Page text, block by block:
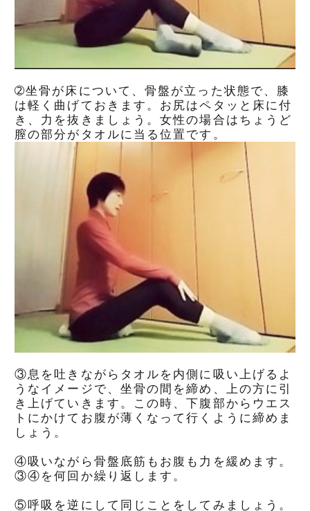
➁坐骨が床について、骨盤が立った状態で、膝
は軽く曲げておきます。お尻はペタッと床に付
き、力を抜きましょう。女性の場合はちょうど
膣の部分がタオルに当る位置です。
③息を吐きながらタオルを内側に吸い上げるよ
うなイメージで、坐骨の間を締め、上の方に引
き上げていきます。この時、下腹部からウエス
トにかけてお腹が薄くなって行くように締めま
しょう。
④吸いながら骨盤底筋もお腹も力を緩めます。
③④を何回か繰り返します。
⑤呼吸を逆にして同じことをしてみましょう。